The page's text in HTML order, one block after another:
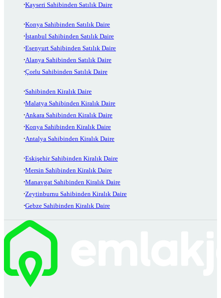
Kayseri Sahibinden Satılık Daire
Konya Sahibinden Satılık Daire
İstanbul Sahibinden Satılık Daire
Esenyurt Sahibinden Satılık Daire
Alanya Sahibinden Satılık Daire
Çorlu Sahibinden Satılık Daire
Sahibinden Kiralık Daire
Malatya Sahibinden Kiralık Daire
Ankara Sahibinden Kiralık Daire
Konya Sahibinden Kiralık Daire
Antalya Sahibinden Kiralık Daire
Eskişehir Sahibinden Kiralık Daire
Mersin Sahibinden Kiralık Daire
Manavgat Sahibinden Kiralık Daire
Zeytinburnu Sahibinden Kiralık Daire
Gebze Sahibinden Kiralık Daire